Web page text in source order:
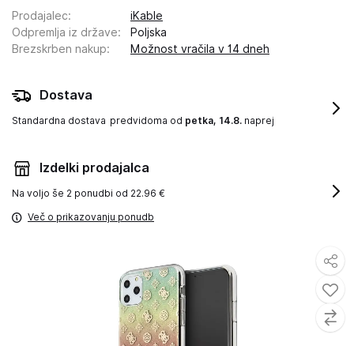
Prodajalec:
iKable
Odpremlja iz države:
Poljska
Brezskrben nakup: Možnost vračila v 14 dneh
Dostava
Standardna dostava predvidoma od petka, 14.8. naprej
Izdelki prodajalca
Na voljo še 2 ponudbi od 22.96 €
Več o prikazovanju ponudb